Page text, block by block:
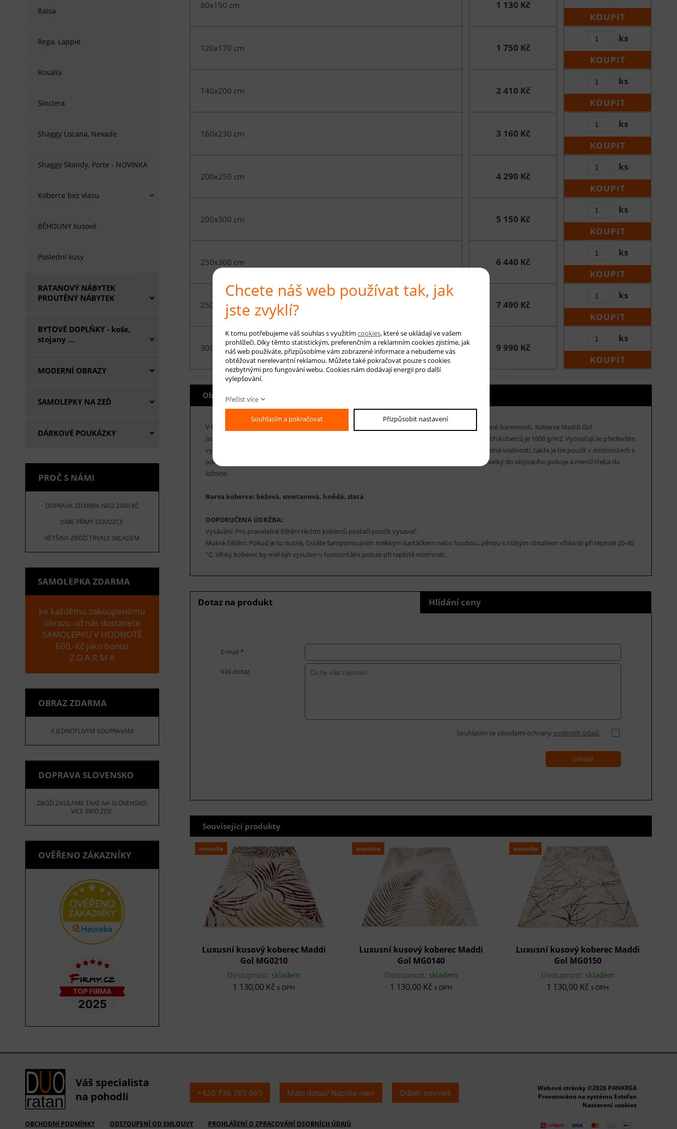
Raisa
Rega, Lappie
Rosalia
Sinclera
Shaggy Locana, Nevade
Shaggy Skandy, Porte - NOVINKA
Koberce bez vlasu
BĚHOUNY kusové
Poslední kusy
RATANOVÝ NÁBYTEK
PROUTĚNÝ NÁBYTEK
BYTOVÉ DOPLŇKY - koše,
stojany ...
MODERNÍ OBRAZY
SAMOLEPKY NA ZEĎ
DÁRKOVÉ POUKÁZKY
PROČ S NÁMI
DOPRAVA ZDARMA NAD 2400 KČ
JSME PŘÍMÝ DOVOZCE
VĚTŠINA ZBOŽÍ TRVALE SKLADEM
SAMOLEPKA ZDARMA
ke každému zakoupenému
obrazu od nás dostanete
SAMOLEPKU V HODNOTĚ
600,-Kč jako bonus
Z D A R M A
OBRAZ ZDARMA
K JEDNOTLIVÝM SOUPRAVÁM
DOPRAVA SLOVENSKO
ZBOŽÍ ZASÍLÁME TAKÉ NA SLOVENSKO.
VÍCE INFO ZDE.
OVĚŘENO ZÁKAZNÍKY
80x150 cm 1 130 Kč
KOUPIT
120x170 cm 1 750 Kč
ks
KOUPIT
140x200 cm 2 410 Kč
ks
KOUPIT
160x230 cm 3 160 Kč
ks
KOUPIT
200x250 cm 4 290 Kč
ks
KOUPIT
200x300 cm 5 150 Kč
ks
KOUPIT
250x300 cm 6 440 Kč
ks
KOUPIT
250x350 cm 7 490 Kč
ks
KOUPIT
300x400 cm 9 990 Kč
ks
KOUPIT
Obecné info
V kolekci koberců
naleznete moderní i klasické vzory, které jsou netradiční a v příjemné barevnosti. Koberce Maddi Gol
jsou vyrobeny ze 100% polyesterových vláken, s výškou vlasu 16 mm. Hmotnost těchto kusových koberců je 1600 g/m2. Vyznačují se především
vysokou odolností proti oděru. Za zmínku také stojí, že tyto koberce mají vysoký koeficient tepelné vodivosti, takže je lze použít v místnostech s
podlahovým vytápěním. V naší nabídce je najdete v nejrůznějších rozměrech. Můžete si vybrat velký do obývacího pokoje a menší třeba do
ložnice.
Barva koberce: béžová, smetanová, hnědá, zlatá
DOPORUČENÁ ÚDRŽBA:
Vysávání: Pro pravidelné čištění těchto koberců postačí použít vysavač.
Mokré čištění: Pokud je to nutné, čistěte šamponováním měkkým kartáčkem nebo houbou, pěnou s nízkým obsahem vlhkosti při teplotě 20-40
°C. Vlhký koberec by měl být vysušen v horizontální poloze při teplotě místnosti.
Dotaz na produkt Hlídání ceny
E-mail *
Váš dotaz
Souhlasím se zásadami ochrany osobních údajů
odeslat
Související produkty
novinka
Luxusní kusový koberec Maddi
Gol MG0210
Dostupnost: skladem
1 130,00 Kč s DPH
novinka
Luxusní kusový koberec Maddi
Gol MG0140
Dostupnost: skladem
1 130,00 Kč s DPH
novinka
Luxusní kusový koberec Maddi
Gol MG0150
Dostupnost: skladem
1 130,00 Kč s DPH
Váš specialista
na pohodlí
OBCHODNÍ PODMÍNKY ODSTOUPENÍ OD SMLOUVY PROHLÁŠENÍ O ZPRACOVÁNÍ OSOBNÍCH ÚDAJŮ
+420 736 765 065 Máte dotaz? Napište nám Odběr novinek
Webové stránky ©2026 PANKREA
Provozováno na systému Estofan
Nastavení cookies
Chcete náš web používat tak, jak
jste zvyklí?
K tomu potřebujeme váš souhlas s využitím cookies, které se ukládají ve vašem
prohlížeči. Díky těmto statistickým, preferenčním a reklamním cookies zjistíme, jak
náš web používáte, přizpůsobíme vám zobrazené informace a nebudeme vás
obtěžovat nerelevantní reklamou. Můžete také pokračovat pouze s cookies
nezbytnými pro fungování webu. Cookies nám dodávají energii pro další
vylepšování.
Přečíst více
Souhlasím a pokračovat Přizpůsobit nastavení